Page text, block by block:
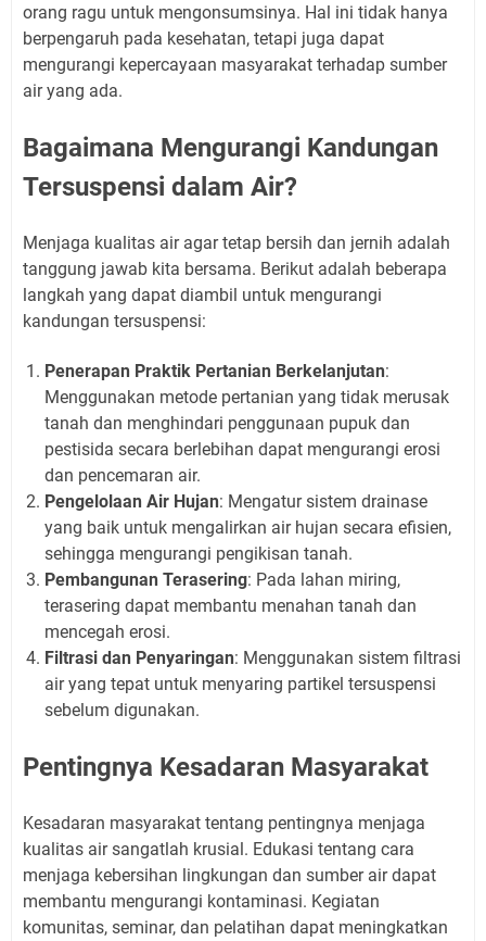
orang ragu untuk mengonsumsinya. Hal ini tidak hanya
berpengaruh pada kesehatan, tetapi juga dapat
mengurangi kepercayaan masyarakat terhadap sumber
air yang ada.
Bagaimana Mengurangi Kandungan
Tersuspensi dalam Air?
Menjaga kualitas air agar tetap bersih dan jernih adalah
tanggung jawab kita bersama. Berikut adalah beberapa
langkah yang dapat diambil untuk mengurangi
kandungan tersuspensi:
Penerapan Praktik Pertanian Berkelanjutan:
Menggunakan metode pertanian yang tidak merusak
tanah dan menghindari penggunaan pupuk dan
pestisida secara berlebihan dapat mengurangi erosi
dan pencemaran air.
Pengelolaan Air Hujan: Mengatur sistem drainase
yang baik untuk mengalirkan air hujan secara efisien,
sehingga mengurangi pengikisan tanah.
Pembangunan Terasering: Pada lahan miring,
terasering dapat membantu menahan tanah dan
mencegah erosi.
Filtrasi dan Penyaringan: Menggunakan sistem filtrasi
air yang tepat untuk menyaring partikel tersuspensi
sebelum digunakan.
Pentingnya Kesadaran Masyarakat
Kesadaran masyarakat tentang pentingnya menjaga
kualitas air sangatlah krusial. Edukasi tentang cara
menjaga kebersihan lingkungan dan sumber air dapat
membantu mengurangi kontaminasi. Kegiatan
komunitas, seminar, dan pelatihan dapat meningkatkan